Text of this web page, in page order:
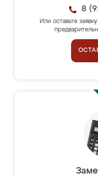
8
Или оставьте